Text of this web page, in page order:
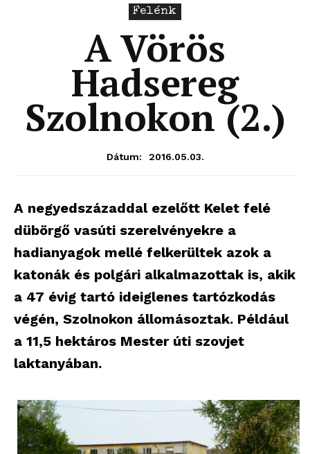
Felénk
A Vörös
Hadsereg
Szolnokon (2.)
Dátum: 2016.05.03.
A negyedszázaddal ezelőtt Kelet felé
dübörgő vasúti szerelvényekre a
hadianyagok mellé felkerültek azok a
katonák és polgári alkalmazottak is, akik
a 47 évig tartó ideiglenes tartózkodás
végén, Szolnokon állomásoztak. Például
a 11,5 hektáros Mester úti szovjet
laktanyában.